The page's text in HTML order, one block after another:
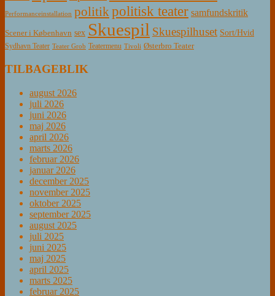
Performanceinstallation politikpolitisk teater samfundskritik
Scener i København sex Skuespil Skuespilhuset Sort/Hvid
Sydhavn Teater Teater Grob Teatermenu Tivoli Østerbro Teater
TILBAGEBLIK
august 2026
juli 2026
juni 2026
maj 2026
april 2026
marts 2026
februar 2026
januar 2026
december 2025
november 2025
oktober 2025
september 2025
august 2025
juli 2025
juni 2025
maj 2025
april 2025
marts 2025
februar 2025